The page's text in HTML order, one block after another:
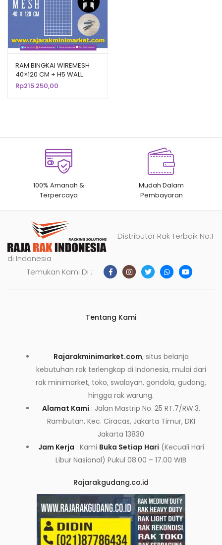
RAM BINGKAI WIREMESH
40×120 CM + H5 WALL
PUTIH | Rak Dinding
Gantung Mundo Toko
Rp215.250,00
100% Amanah &
Terpercaya
Mudah Dalam
Pembayaran
Distributor Rak Terbaik No.1
di Indonesia
Temukan Kami Di :
Tentang Kami
Rajarakminimarket.com, situs belanja
kebutuhan rak terlengkap di Indonesia, mulai dari
rak minimarket, toko, swalayan, gondola, gudang,
hingga rak warung.
Alamat Kami : Jalan Mastrip No. 25 RT.7/RW.3,
Rambutan, Kec. Ciracas, Jakarta Timur, DKI
Jakarta 13830
Jam Kerja : Kami Buka Setiap Hari (Kecuali Hari
Libur Nasional) Pukul 08.00 – 17.00 WIB
Rajarakgudang.co.id